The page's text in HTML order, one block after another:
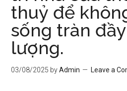
thuỷ để
sống tràn
lượng.
03/08/2025 byAdmin Leave a